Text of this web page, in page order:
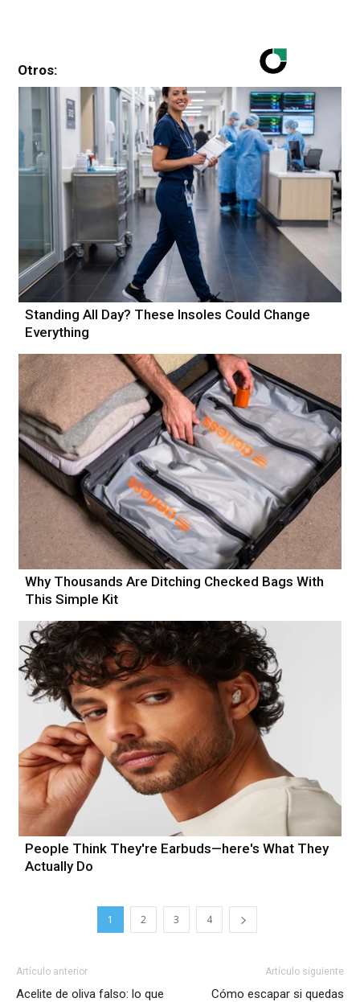
Otros:
Standing All Day? These Insoles Could Change
Everything
Why Thousands Are Ditching Checked Bags With
This Simple Kit
People Think They're Earbuds—here's What They
Actually Do
1 2 3 4
Artículo anterior
Acelite de oliva falso: lo que
Artículo siguiente
Cómo escapar si quedas